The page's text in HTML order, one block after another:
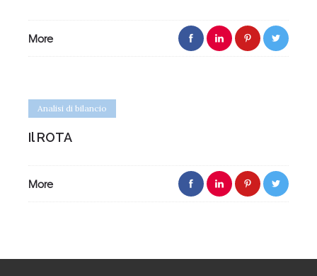
More
Analisi di bilancio
Il ROTA
More